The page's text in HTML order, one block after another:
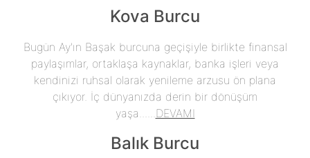
Kova Burcu
Bugün Ay'ın Başak burcuna geçişiyle birlikte finansal
paylaşımlar, ortaklaşa kaynaklar, banka işleri veya
kendinizi ruhsal olarak yenileme arzusu ön plana
çıkıyor. İç dünyanızda derin bir dönüşüm
yaşa...... DEVAMI
Balık Burcu